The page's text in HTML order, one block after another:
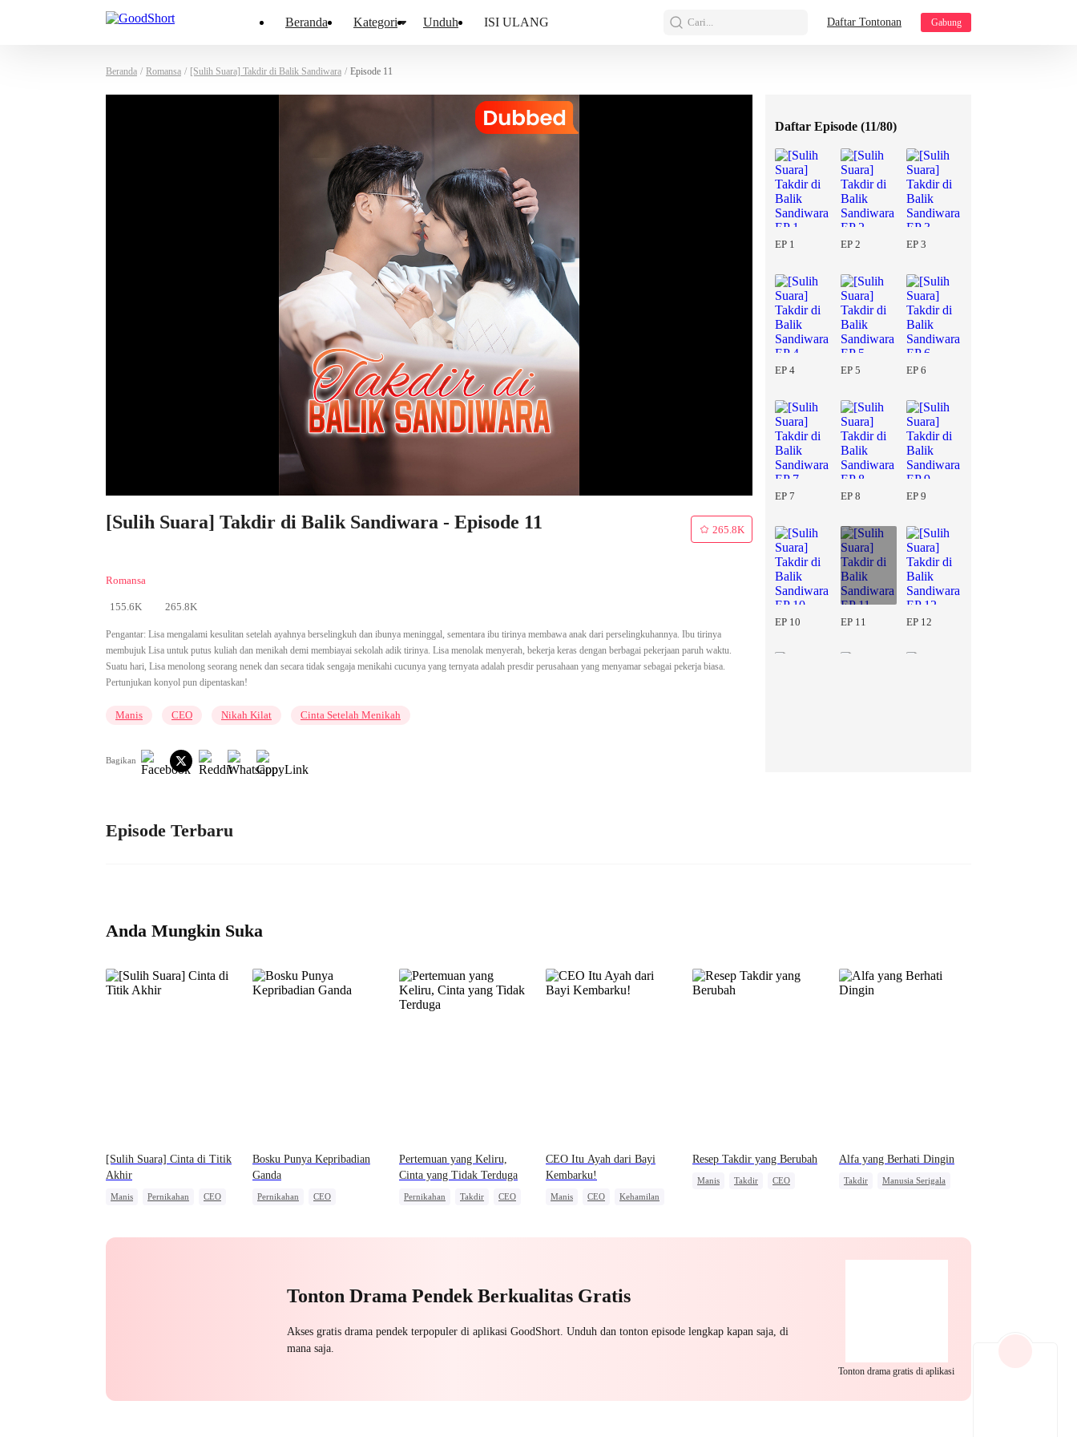
Beranda Kategori Unduh ISI ULANG Cari... Daftar Tontonan Gabung
Beranda / Romansa / [Sulih Suara] Takdir di Balik Sandiwara / Episode 11
[Sulih Suara] Takdir di Balik Sandiwara - Episode 11
Romansa
155.6K 265.8K
265.8K
Pengantar: Lisa mengalami kesulitan setelah ayahnya berselingkuh dan ibunya meninggal, sementara ibu tirinya membawa anak dari perselingkuhannya. Ibu tirinya
membujuk Lisa untuk putus kuliah dan menikah demi membiayai sekolah adik tirinya. Lisa menolak menyerah, bekerja keras dengan berbagai pekerjaan paruh waktu.
Suatu hari, Lisa menolong seorang nenek dan secara tidak sengaja menikahi cucunya yang ternyata adalah presdir perusahaan yang menyamar sebagai pekerja biasa.
Pertunjukan konyol pun dipentaskan!
Manis CEO Nikah Kilat Cinta Setelah Menikah
Bagikan
Daftar Episode (11/80)
EP 1 EP 2 EP 3
EP 4 EP 5 EP 6
EP 7 EP 8 EP 9
EP 10 EP 11 EP 12
EP 20
EP 29 EP 30
Episode Terbaru
Anda Mungkin Suka
[Sulih Suara] Cinta di Titik
Akhir
Manis Pernikahan
CEO
Bosku Punya Kepribadian
Ganda
Pernikahan
CEO
Pertemuan yang Keliru,
Cinta yang Tidak Terduga
Pernikahan Takdir
CEO
CEO Itu Ayah dari Bayi
Kembarku!
Manis CEO Kehamilan
Resep Takdir yang Berubah
Manis Takdir
CEO
Alfa yang Berhati Dingin
Takdir
Manusia Serigala
Tonton Drama Pendek Berkualitas Gratis
Akses gratis drama pendek terpopuler di aplikasi GoodShort. Unduh dan tonton episode lengkap kapan saja, di
mana saja.
Tonton drama gratis di aplikasi